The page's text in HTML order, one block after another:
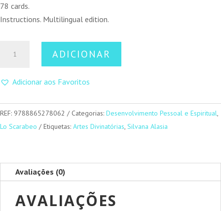
78 cards.
Instructions. Multilingual edition.
Tarot
ADICIONAR
Adicionar aos Favoritos
REF: 9788865278062 Categorias: Desenvolvimento Pessoal e Espiritual,
Lo Scarabeo
Etiquetas: Artes Divinatórias, Silvana Alasia
Avaliações (0)
AVALIAÇÕES